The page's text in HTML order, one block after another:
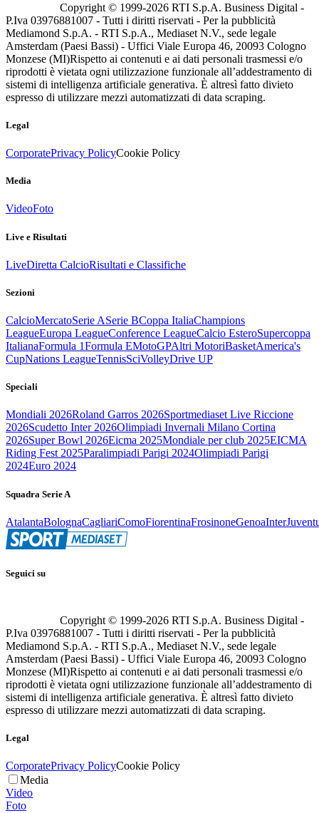
Copyright © 1999-2026 RTI S.p.A. Business Digital -
P.Iva 03976881007 - Tutti i diritti riservati - Per la pubblicità
Mediamond S.p.A. - RTI S.p.A., Mediaset N.V., sede legale
Amsterdam (Paesi Bassi) - Uffici Viale Europa 46, 20093 Cologno
Monzese (MI)Rispetto ai contenuti e ai dati personali trasmessi e/o
riprodotti è vietata ogni utilizzazione funzionale all’addestramento di
sistemi di intelligenza artificiale generativa. È altresì fatto divieto
espresso di utilizzare mezzi automatizzati di data scraping.
Legal
CorporatePrivacy PolicyCookie Policy
Media
VideoFoto
Live e Risultati
LiveDiretta CalcioRisultati e Classifiche
Sezioni
CalcioMercatoSerie ASerie BCoppa ItaliaChampions
LeagueEuropa LeagueConference LeagueCalcio EsteroSupercoppa
ItalianaFormula 1Formula EMotoGPAltri MotoriBasketAmerica's
CupNations LeagueTennisSciVolleyDrive UP
Speciali
Mondiali 2026Roland Garros 2026Sportmediaset Live Riccione
2026Scudetto Inter 2026Olimpiadi Invernali Milano Cortina
2026Super Bowl 2026Eicma 2025Mondiale per club 2025EICMA
Riding Fest 2025Paralimpiadi Parigi 2024Olimpiadi Parigi
2024Euro 2024
Squadra Serie A
AtalantaBolognaCagliariComoFiorentinaFrosinoneGenoaInter
Seguici su
Copyright © 1999-2026 RTI S.p.A. Business Digital -
P.Iva 03976881007 - Tutti i diritti riservati - Per la pubblicità
Mediamond S.p.A. - RTI S.p.A., Mediaset N.V., sede legale
Amsterdam (Paesi Bassi) - Uffici Viale Europa 46, 20093 Cologno
Monzese (MI)Rispetto ai contenuti e ai dati personali trasmessi e/o
riprodotti è vietata ogni utilizzazione funzionale all’addestramento di
sistemi di intelligenza artificiale generativa. È altresì fatto divieto
espresso di utilizzare mezzi automatizzati di data scraping.
Legal
CorporatePrivacy PolicyCookie Policy
Media
Video
Foto